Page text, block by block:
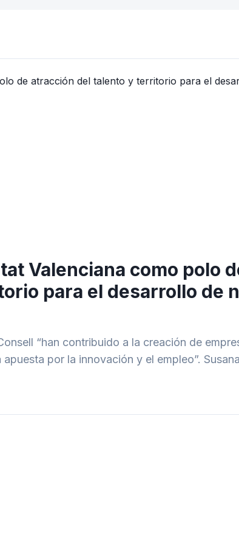
Valenciana como polo
para el desarrollo de
“han contribuido a la creación de
por la innovación y el empleo”.